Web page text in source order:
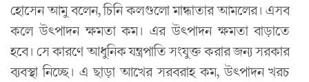
হোসেন আমু বলেন, চিনি কলগুলো মান্ধাতার আমলের। এসব
কলে উৎপাদন ক্ষমতা কম। এর উৎপাদন ক্ষমতা বাড়াতে
হবে। সে কারণে আধুনিক যন্ত্রপাতি সংযুক্ত করার জন্য সরকার
ব্যবস্থা নিচ্ছে। এ ছাড়া আখের সরবরাহ কম, উৎপাদন খরচ